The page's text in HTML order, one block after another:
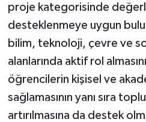
proje kategorisinde
desteklenmeye uygun
bilim, teknoloji, çevre ve
alanlarında aktif rol
öğrencilerin kişisel ve
sağlamasının yanı sıra
artırılmasına da destek